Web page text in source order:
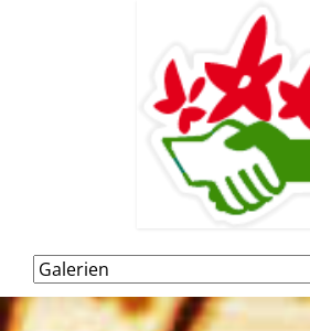
Navigation
überspringen